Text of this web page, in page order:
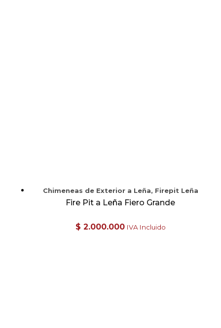
Chimeneas de Exterior a Leña, Firepit Leña
Fire Pit a Leña Fiero Grande
$ 2.000.000 IVA Incluido